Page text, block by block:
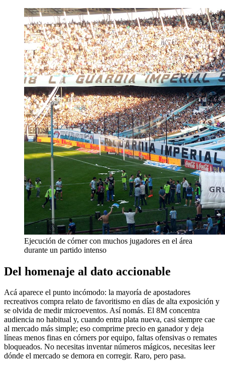
Ejecución de córner con muchos jugadores en el área
durante un partido intenso
Del homenaje al dato accionable
Acá aparece el punto incómodo: la mayoría de apostadores
recreativos compra relato de favoritismo en días de alta exposición y
se olvida de medir microeventos. Así nomás. El 8M concentra
audiencia no habitual y, cuando entra plata nueva, casi siempre cae
al mercado más simple; eso comprime precio en ganador y deja
líneas menos finas en córners por equipo, faltas ofensivas o remates
bloqueados. No necesitas inventar números mágicos, necesitas leer
dónde el mercado se demora en corregir. Raro, pero pasa.